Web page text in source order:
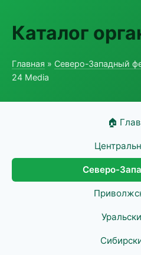
Каталог
Главная » Северо-Западный
24 Media
🏠
Северо-